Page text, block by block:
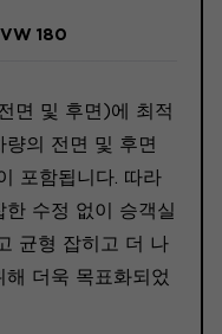
180
면 및 후면)에 최적
의 전면 및 후면
포함됩니다. 따라
수정 없이 승객실
균형 잡히고 더 나
더욱 목표화되었